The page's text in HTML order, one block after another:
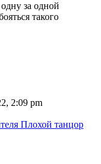
за одной
такого
2:09 pm
Плохой танцор